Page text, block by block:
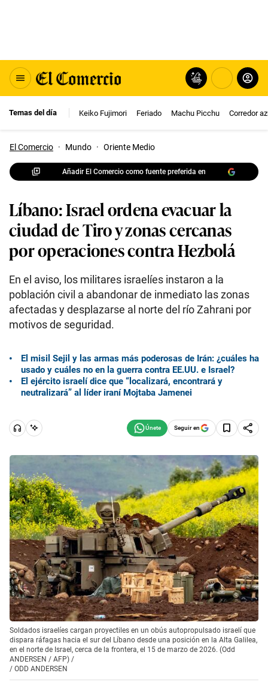
Temas del día Keiko Fujimori Feriado Machu Picchu Corredor
El Comercio · Mundo · Oriente Medio
Añadir El Comercio como fuente preferida en
Líbano: Israel ordena evacuar la
ciudad de Tiro y zonas cercanas
por operaciones contra Hezbolá
En el aviso, los militares israelíes instaron a la
población civil a abandonar de inmediato las zonas
afectadas y desplazarse al norte del río Zahrani por
motivos de seguridad.
El misil Sejil y las armas más poderosas de Irán: ¿cuáles ha
usado y cuáles no en la guerra contra EE.UU. e Israel?
El ejército israelí dice que “localizará, encontrará y
neutralizará” al líder iraní Mojtaba Jamenei
Seguir en
Soldados israelíes cargan proyectiles en un obús autopropulsado israelí que
dispara ráfagas hacia el sur del Líbano desde una posición en la Alta Galilea,
en el norte de Israel, cerca de la frontera, el 15 de marzo de 2026. (Odd
ANDERSEN / AFP) /
/ ODD ANDERSEN